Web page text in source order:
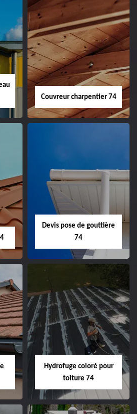
Couvreur charpentier 74
Devis pose de gouttière
74
Hydrofuge coloré pour
toiture 74